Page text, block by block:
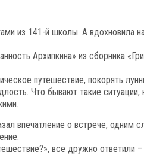
из 141-й школы. А вдохновила
Архипкина» из сборника
путешествие, покорять
Что бывают такие
впечатление о встрече, одним
все дружно ответили